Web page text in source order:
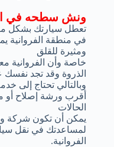
ونش سطحه في
تعطل سيارتك بشكل
في منطقة الفروانية
ومثيرة للقلق
خاصة وأن الفروانية
الذروة وقد تجد
وبالتالي تحتاج إلى
أقرب ورشة إصلاح أو
الحالات
يمكن أن تكون شركة
لمساعدتك في نقل
الفروانية.